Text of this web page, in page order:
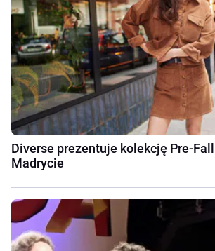
Diverse prezentuje kolekcję Pre-
Madrycie